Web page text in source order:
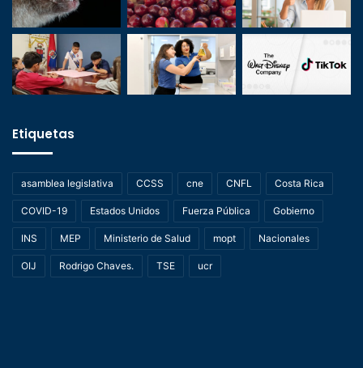
Etiquetas
asamblea legislativa CCSS cne CNFL Costa Rica
COVID-19 Estados Unidos Fuerza Pública Gobierno
INS MEP Ministerio de Salud mopt Nacionales
OIJ Rodrigo Chaves. TSE ucr